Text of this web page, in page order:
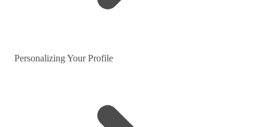
Personalizing Your Profile